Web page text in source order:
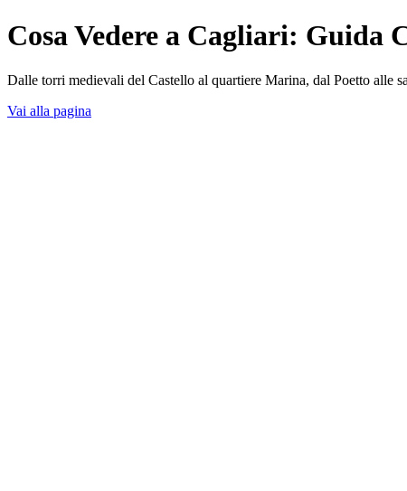
Cosa Vedere a Cagliari: Guida
Dalle torri medievali del Castello al quartiere Marina, dal Poetto alle
Vai alla pagina